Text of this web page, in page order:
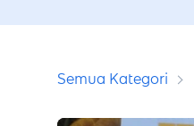
Semua Kategori